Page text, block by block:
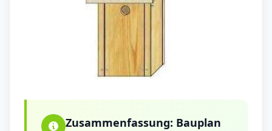
Zusammenfassung: Bauplan